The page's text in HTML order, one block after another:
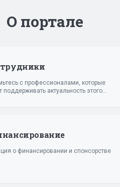
О портале
с профессионалами, которые
поддерживать актуальность этого
о финансировании и спонсорстве